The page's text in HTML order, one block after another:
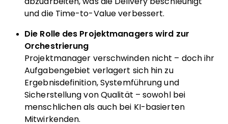
und die Time-to-Value verbessert.
Die Rolle des Projektmanagers wird zur
Orchestrierung
Projektmanager verschwinden nicht – doch ihr
Aufgabengebiet verlagert sich hin zu
Ergebnisdefinition, Systemführung und
Sicherstellung von Qualität – sowohl bei
menschlichen als auch bei KI-basierten
Mitwirkenden.